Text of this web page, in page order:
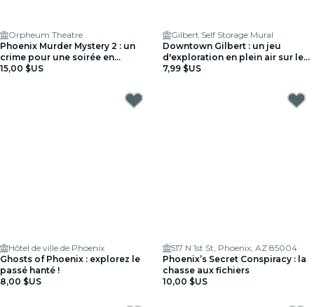
Orpheum Theatre
Phoenix Murder Mystery 2 : un
crime pour une soirée en
amoureux
15,00 $US
Gilbert Self Storage Mural
Downtown Gilbert : un jeu
d'exploration en plein air sur le
Trail of the Ghostly Rider
7,99 $US
Hôtel de ville de Phoenix
Ghosts of Phoenix : explorez le
passé hanté !
8,00 $US
517 N 1st St, Phoenix, AZ 85004
Phoenix’s Secret Conspiracy : la
chasse aux fichiers
10,00 $US